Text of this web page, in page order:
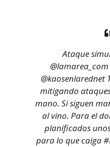
Ataque
@lamarea_com
@kaosenlarednet
mitigando
mano. Si siguen
al vino. Para el
planificados
para lo que caiga